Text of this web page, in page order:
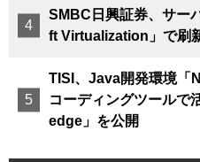
SMBC日興証券、サー
ft Virtualization」で刷
TISI、Java開発環境「
コーディングツールで
edge」を公開